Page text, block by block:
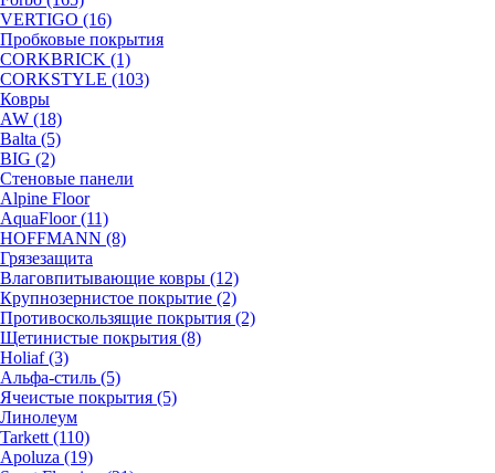
VERTIGO (16)
Пробковые покрытия
CORKBRICK (1)
CORKSTYLE (103)
Ковры
AW (18)
Balta (5)
BIG (2)
Стеновые панели
Alpine Floor
AquaFloor (11)
HOFFMANN (8)
Грязезащита
Влаговпитывающие ковры (12)
Крупнозернистое покрытие (2)
Противоскользящие покрытия (2)
Щетинистые покрытия (8)
Holiaf (3)
Альфа-стиль (5)
Ячеистые покрытия (5)
Линолеум
Tarkett (110)
Apoluza (19)